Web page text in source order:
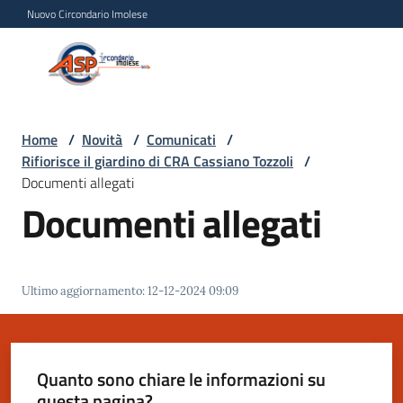
Vai al contenuto
Vai alla navigazione
Vai al footer
Nuovo Circondario Imolese
Persona
Circondario
siamo
Progetti
Home / Novità / Comunicati /
Rifiorisce il giardino di CRA Cassiano Tozzoli /
Documenti allegati
Documenti allegati
Ultimo aggiornamento:12-12-2024 09:09
Quanto sono chiare le informazioni su